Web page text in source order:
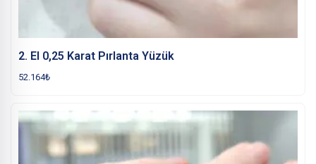
2. El 0,25 Karat Pırlanta Yüzük
52.164₺